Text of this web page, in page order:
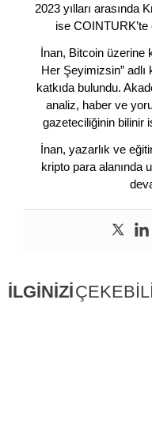
2023 yılları arasında
ise COINTURK’te
İnan, Bitcoin üzerine
Her Şeyimizsin” adlı
katkıda bulundu.
analiz, haber ve
gazeteciliğinin bilinir
İnan, yazarlık ve
kripto para alanında
İLGİNİZİ